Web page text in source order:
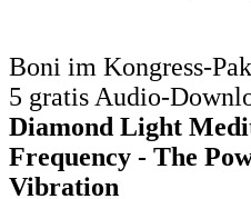
Boni im Kongress-
5 gratis Audio-
Diamond Light
Frequency - The
Vibration